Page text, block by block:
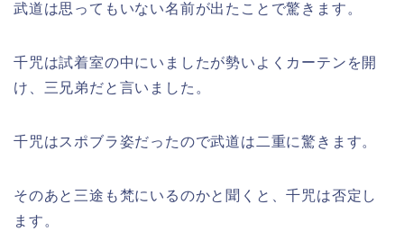
武道は思ってもいない名前が出たことで驚きます。
千咒は試着室の中にいましたが勢いよくカーテンを開
け、三兄弟だと言いました。
千咒はスポブラ姿だったので武道は二重に驚きます。
そのあと三途も梵にいるのかと聞くと、千咒は否定し
ます。